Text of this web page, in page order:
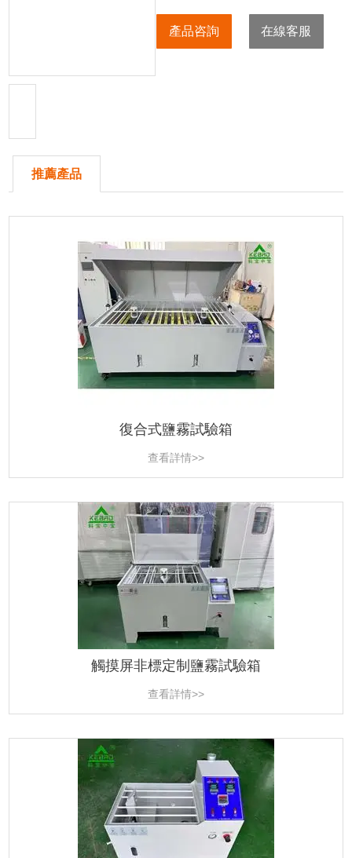
到的腐蝕環境。鹽霧試驗箱內的濕度、
產品咨詢 在線客服
推薦產品
復合式鹽霧試驗箱
查看詳情>>
觸摸屏非標定制鹽霧試驗箱
查看詳情>>